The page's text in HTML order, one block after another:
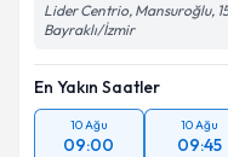
Lider Centrio, Mansuroğlu,
Bayraklı/İzmir
En Yakın Saatler
10 Ağu
09:00
10 Ağu
09:45